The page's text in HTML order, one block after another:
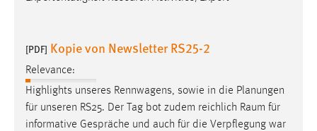
[PDF] Kopie von Newsletter RS25-2
Relevance:
Highlights unseres Rennwagens, sowie in die Planungen
für unseren RS25. Der Tag bot zudem reichlich Raum für
informative Gespräche und auch für die Verpflegung war